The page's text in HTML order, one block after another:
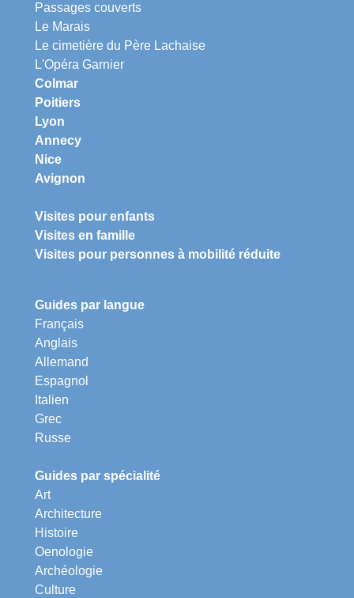
Passages couverts
Le Marais
Le cimetière du Père Lachaise
L'Opéra Garnier
Colmar
Poitiers
Lyon
Annecy
Nice
Avignon
Visites pour enfants
Visites en famille
Visites pour personnes à mobilité réduite
Guides par langue
Français
Anglais
Allemand
Espagnol
Italien
Grec
Russe
Guides par spécialité
Art
Architecture
Histoire
Oenologie
Archéologie
Culture